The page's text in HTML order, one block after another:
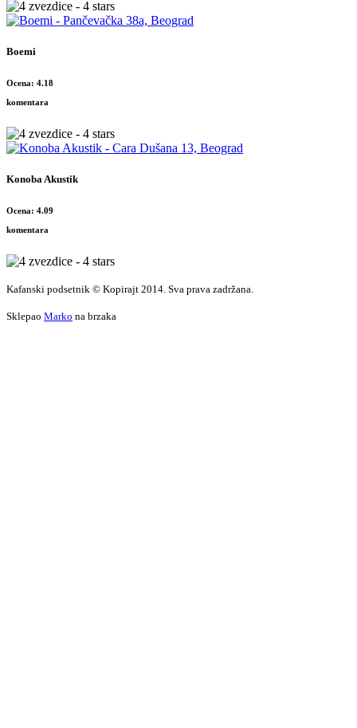
Boemi
Ocena: 4.18
komentara
Konoba Akustik
Ocena: 4.09
komentara
Kafanski podsetnik © Kopirajt 2014. Sva prava zadržana.
Sklepao Marko na brzaka